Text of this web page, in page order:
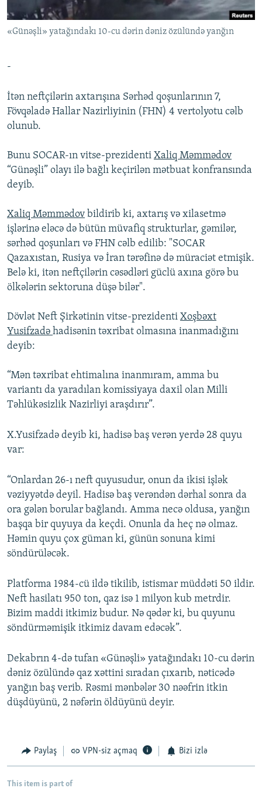
İNFOQRAFIKA
KARIKATURA
AZƏRBAYCAN ƏDƏBIYYATI KITABXANASI
İSLAM VƏ DEMOKRATIYA
MISSIYAMIZ
PEŞƏ ETIKASI VƏ JURNALISTIKA STANDARTLARIMIZ
BIZIMLƏ ƏLAQƏ
XƏBƏR BÜLLETENLƏRIMIZ
BIZI IZLƏ
«Günəşli» yatağındakı 10-cu dərin dəniz özülündə yanğın
-
İtən neftçilərin axtarışına Sərhəd qoşunlarının 7,
Fövqəladə Hallar Nazirliyinin (FHN) 4 vertolyotu cəlb
olunub.
Bunu SOCAR-ın vitse-prezidenti Xaliq Məmmədov
“Günəşli” olayı ilə bağlı keçirilən mətbuat konfransında
deyib.
Xaliq Məmmədov bildirib ki, axtarış və xilasetmə
işlərinə eləcə də bütün müvafiq strukturlar, gəmilər,
sərhəd qoşunları və FHN cəlb edilib: "SOCAR
Qazaxıstan, Rusiya və İran tərəfinə də müraciət etmişik.
Belə ki, itən neftçilərin cəsədləri güclü axına görə bu
ölkələrin sektoruna düşə bilər".
Dövlət Neft Şirkətinin vitse-prezidenti Xoşbəxt
Yusifzadə hadisənin təxribat olmasına inanmadığını
deyib:
“Mən təxribat ehtimalına inanmıram, amma bu
variantı da yaradılan komissiyaya daxil olan Milli
Təhlükəsizlik Nazirliyi araşdırır”.
X.Yusifzadə deyib ki, hadisə baş verən yerdə 28 quyu
var:
“Onlardan 26-ı neft quyusudur, onun da ikisi işlək
vəziyyətdə deyil. Hadisə baş verəndən dərhal sonra da
ora gələn borular bağlandı. Amma necə oldusa, yanğın
başqa bir quyuya da keçdi. Onunla da heç nə olmaz.
Həmin quyu çox güman ki, günün sonuna kimi
söndürüləcək.
Platforma 1984-cü ildə tikilib, istismar müddəti 50 ildir.
Neft hasilatı 950 ton, qaz isə 1 milyon kub metrdir.
Bizim maddi itkimiz budur. Nə qədər ki, bu quyunu
söndürməmişik itkimiz davam edəcək”.
Dekabrın 4-də tufan «Günəşli» yatağındakı 10-cu dərin
dəniz özülündə qaz xəttini sıradan çıxarıb, nəticədə
yanğın baş verib. Rəsmi mənbələr 30 nəəfrin itkin
düşdüyünü, 2 nəfərin öldüyünü deyir.
Paylaş VPN-siz açmaq Bizi izlə
This item is part of